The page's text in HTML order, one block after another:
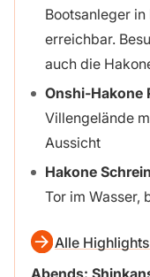
Bootsanleger
erreichbar.
auch die
Onshi-Hakone
Villengelände
Aussicht
Hakone
Tor im Wasser,
Alle
Abends: